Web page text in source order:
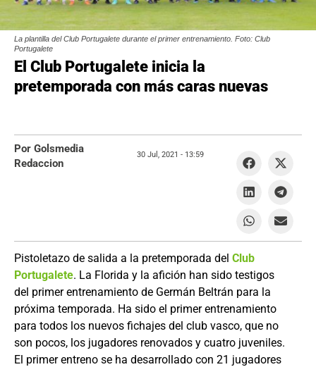
La plantilla del Club Portugalete durante el primer entrenamiento. Foto: Club
Portugalete
El Club Portugalete inicia la
pretemporada con más caras nuevas
Pistoletazo de salida a la pretemporada del Club
Portugalete. La Florida y la afición han sido testigos
del primer entrenamiento de Germán Beltrán para la
próxima temporada. Ha sido el primer entrenamiento
para todos los nuevos fichajes del club vasco, que no
son pocos, los jugadores renovados y cuatro juveniles.
El primer entreno se ha desarrollado con 21 jugadores
Por Golsmedia
Redaccion
30 Jul, 2021 - 13:59